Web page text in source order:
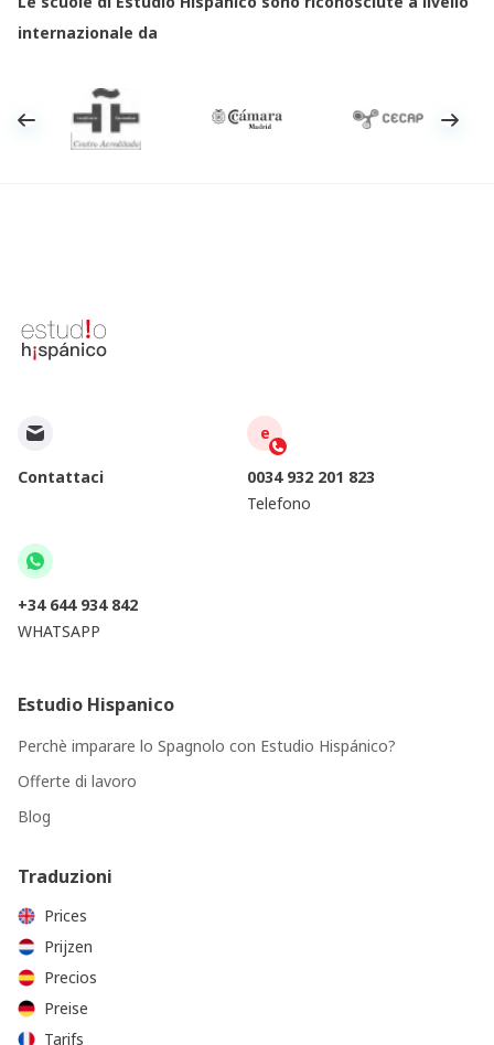
internazionale da
Contattaci
e
0034 932 201 823
Telefono
+34 644 934 842
WHATSAPP
Estudio Hispanico
Perchè imparare lo Spagnolo con Estudio Hispánico?
Offerte di lavoro
Blog
Traduzioni
Prices
Prijzen
Precios
Preise
Tarifs